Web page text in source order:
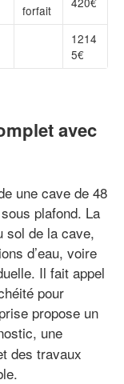
forfait
1214
5€
avec
une cave de 48
plafond. La
sol de la cave,
d’eau, voire
Il fait appel
pour
propose un
une
des travaux